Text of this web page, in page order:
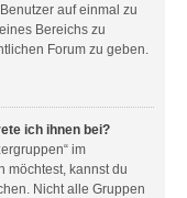
auf einmal zu
Bereichs zu
Forum zu geben.
ich ihnen bei?
im
möchtest, kannst du
Nicht alle Gruppen